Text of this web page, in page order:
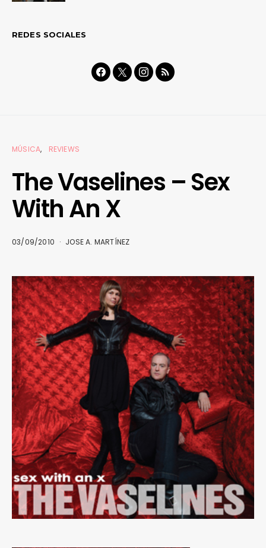
REDES SOCIALES
MÚSICA REVIEWS
The Vaselines – Sex
With An X
03/09/2010 JOSE A. MARTÍNEZ